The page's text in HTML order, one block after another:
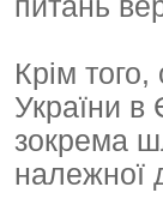
питань
Крім
України в
зокрема
належної